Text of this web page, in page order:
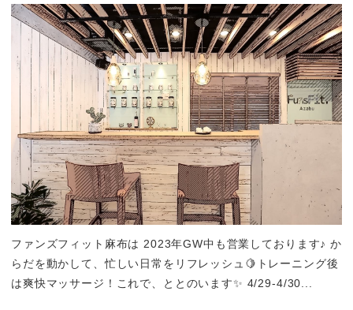
ファンズフィット麻布は 2023年GW中も営業しております♪ か
らだを動かして、忙しい日常をリフレッシュ🍋トレーニング後
は爽快マッサージ！これで、ととのいます✨ 4/29-4/30...